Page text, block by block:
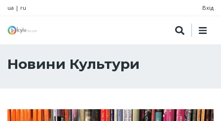
ua | ru Вхід
Новини Культури